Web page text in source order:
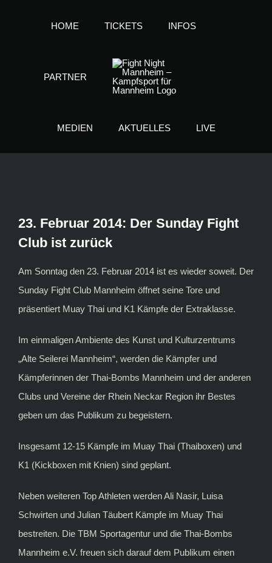
HOME TICKETS INFOS
PARTNER
MEDIEN AKTUELLES LIVE
23. Februar 2014: Der Sunday Fight
Club ist zurück
Am Sonntag den 23. Februar 2014 ist es wieder soweit. Der
Sunday Fight Club Mannheim öffnet seine Tore und
präsentiert Muay Thai und K1 Kämpfe der Extraklasse.
Im einmaligen Ambiente des Kunst und Kulturzentrums
„Alte Seilerei Mannheim“, werden die Kämpfer und
Kämpferinnen der Thai-Bombs Mannheim und der anderen
Clubs und Vereine der Rhein Neckar Region ihr Bestes
geben um das Publikum zu begeistern.
Insgesamt 12-15 Kämpfe im Muay Thai (Thaiboxen) und
K1 (Kickboxen mit Knien) sind geplant.
Neben weiteren Top Athleten werden Ali Nasir, Luisa
Schwirten und Julian Täubert Kämpfe im Muay Thai
bestreiten. Die TBM Sportagentur und die Thai-Bombs
Mannheim e.V. freuen sich darauf dem Publikum einen